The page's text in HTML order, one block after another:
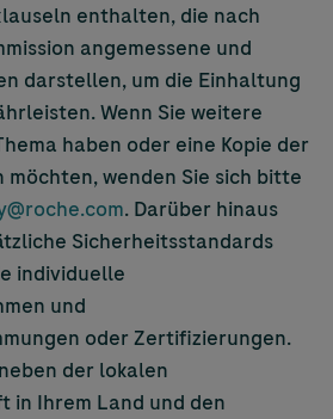
enthalten, die nach
angemessene und
darstellen, um die Einhaltung
Wenn Sie weitere
haben oder eine Kopie der
wenden Sie sich bitte
. Darüber hinaus
Sicherheitsstandards
individuelle
und
oder Zertifizierungen.
der lokalen
in Ihrem Land und den